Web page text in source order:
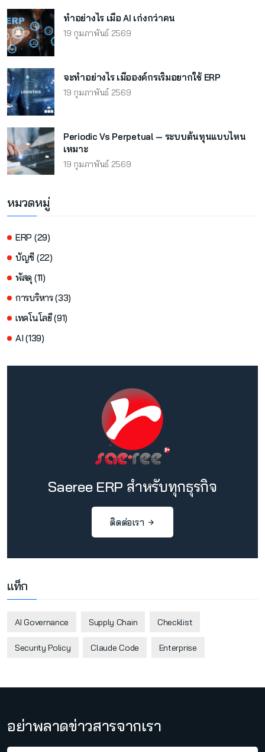
ทำอย่างไร เมื่อ AI เก่งกว่าคน
19 กุมภาพันธ์ 2569
จะทำอย่างไร เมื่อองค์กรเริ่มอยากใช้ ERP
19 กุมภาพันธ์ 2569
Periodic Vs Perpetual — ระบบต้นทุนแบบไหน
เหมาะ
19 กุมภาพันธ์ 2569
หมวดหมู่
ERP (29)
บัญชี (22)
พัสดุ (11)
การบริหาร (33)
เทคโนโลยี (91)
AI (139)
Saeree ERP สำหรับทุกธุรกิจ
ติดต่อเรา
แท็ก
AI Governance Supply Chain Checklist
Security Policy Claude Code Enterprise
อย่าพลาดข่าวสารจากเรา